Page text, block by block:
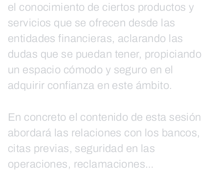
el conocimiento de ciertos productos y
servicios que se ofrecen desde las
entidades financieras, aclarando las
dudas que se puedan tener, propiciando
un espacio cómodo y seguro en el
adquirir confianza en este ámbito.
En concreto el contenido de esta sesión
abordará las relaciones con los bancos,
citas previas, seguridad en las
operaciones, reclamaciones…